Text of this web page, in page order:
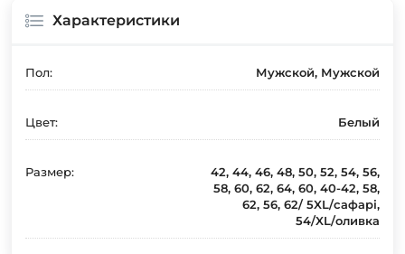
Характеристики
Пол: Мужской, Мужской
Цвет: Белый
Размер:
42, 44, 46, 48, 50, 52, 54, 56,
58, 60, 62, 64, 60, 40-42, 58,
62, 56, 62/ 5XL/сафарі,
54/XL/оливка